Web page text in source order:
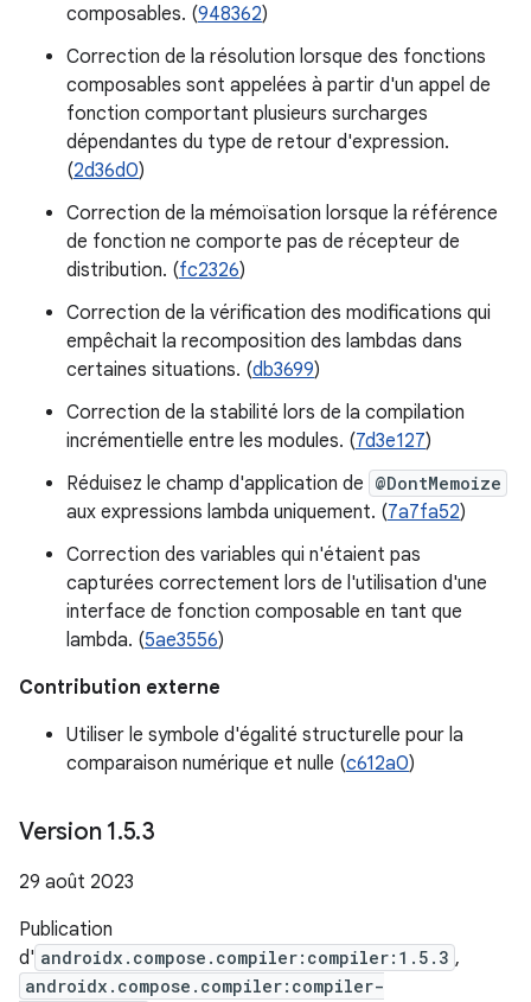
composables. (948362)
Correction de la résolution lorsque des fonctions
composables sont appelées à partir d'un appel de
fonction comportant plusieurs surcharges
dépendantes du type de retour d'expression.
(2d36d0)
Correction de la mémoïsation lorsque la référence
de fonction ne comporte pas de récepteur de
distribution. (fc2326)
Correction de la vérification des modifications qui
empêchait la recomposition des lambdas dans
certaines situations. (db3699)
Correction de la stabilité lors de la compilation
incrémentielle entre les modules. (7d3e127)
Réduisez le champ d'application de @DontMemoize
aux expressions lambda uniquement. (7a7fa52)
Correction des variables qui n'étaient pas
capturées correctement lors de l'utilisation d'une
interface de fonction composable en tant que
lambda. (5ae3556)
Contribution externe
Utiliser le symbole d'égalité structurelle pour la
comparaison numérique et nulle (c612a0)
Version 1.5.3
29 août 2023
Publication
d' androidx.compose.compiler:compiler:1.5.3 ,
androidx.compose.compiler:compiler-